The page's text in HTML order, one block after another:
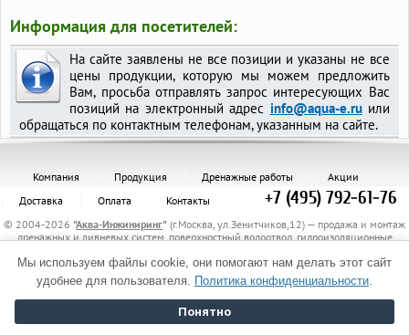
Информация для посетителей:
На сайте заявлены не все позиции и указаны не все
цены продукции, которую мы можем предложить
Вам, просьба отправлять запрос интересующих Вас
позиций на электронный адрес info@aqua-e.ruили
обращаться по контактным телефонам, указанным на сайте.
Компания Продукция Дренажные работы
Акции
Доставка
Оплата Контакты +7 (495) 792-61-76
© 2004-2026 "Аква-Инжиниринг" (г.Москва, ул.Зенитчиков,12) — продажа и монтаж
дренажных и ливневых систем, поверхностный водоотвод, гидроизоляционные
для укрепления грунта, электрообогрев трубопроводов.
Политика обработки персональных данных
Мы используем файлы cookie, они помогают нам делать этот сайт
удобнее для пользователя. Политика конфиденциальности.
Понятно